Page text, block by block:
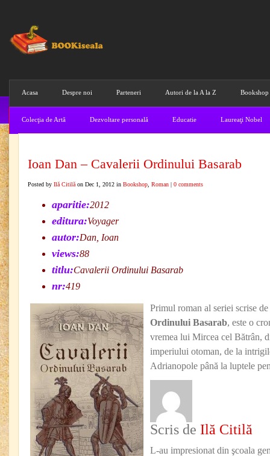
Acasa Despre noi Parteneri Autori de la A la Z Bookshop
Colecţia de Artă Dezvoltare personală Educatie Laureaţi Nobel
Ioan Dan – Cavalerii Ordinului Basarab
Posted by Ilă Citilă on Dec 1, 2012 in Bookshop Roman | 0 comments
aparitie:2012
editura:Voyager
autor:Dan, Ioan
views:88
titlu:Cavalerii Ordinului Basarab
nr:419
Primul roman al seriei scrise de
Ordinului Basarab, este o
vremea lui Mircea cel Bătrân,
imperiului otoman, de la
Adrianopole până la luptele
Scris de Ilă Citilă
L-au impresionat din şcoala